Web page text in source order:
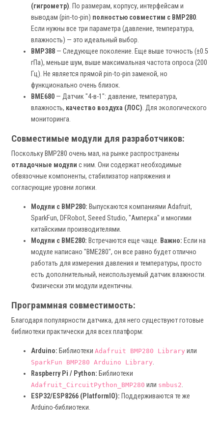
(гигрометр). По размерам, корпусу, интерфейсам и
выводам (pin-to-pin) полностью совместим с BMP280.
Если нужны все три параметра (давление, температура,
влажность) — это идеальный выбор.
BMP388 — Следующее поколение. Еще выше точность (±0.5
гПа), меньше шум, выше максимальная частота опроса (200
Гц). Не является прямой pin-to-pin заменой, но
функционально очень близок.
BME680 — Датчик "4-в-1": давление, температура,
влажность, качество воздуха (ЛОС). Для экологического
мониторинга.
Совместимые модули для разработчиков:
Поскольку BMP280 очень мал, на рынке распространены
отладочные модули с ним. Они содержат необходимые
обвязочные компоненты, стабилизатор напряжения и
согласующие уровни логики.
Модули с BMP280: Выпускаются компаниями Adafruit,
SparkFun, DFRobot, Seeed Studio, "Амперка" и многими
китайскими производителями.
Модули с BME280: Встречаются еще чаще. Важно: Если на
модуле написано "BME280", он все равно будет отлично
работать для измерения давления и температуры, просто
есть дополнительный, неиспользуемый датчик влажности.
Физически эти модули идентичны.
Программная совместимость:
Благодаря популярности датчика, для него существуют готовые
библиотеки практически для всех платформ:
Arduino: Библиотеки Adafruit BMP280 Library или
SparkFun BMP280 Arduino Library.
Raspberry Pi / Python: Библиотеки
Adafruit_CircuitPython_BMP280 или smbus2.
ESP32/ESP8266 (PlatformIO): Поддерживаются те же
Arduino-библиотеки.